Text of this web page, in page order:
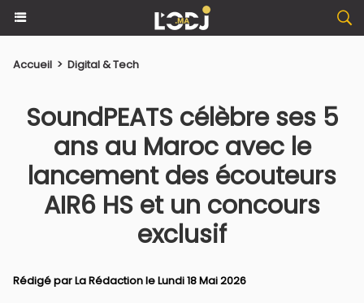
Accueil > Digital & Tech
​SoundPEATS célèbre ses 5
ans au Maroc avec le
lancement des écouteurs
AIR6 HS et un concours
exclusif
Rédigé par La Rédaction le Lundi 18 Mai 2026